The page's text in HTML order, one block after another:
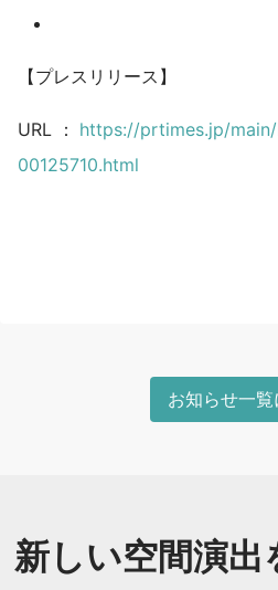
【プレスリリース】
URL： https://prtimes.jp/
00125710.html
お知らせ一覧
新しい空間演出